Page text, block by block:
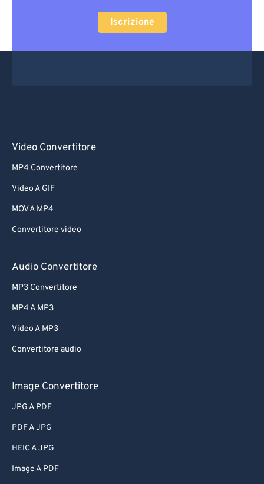
Iscrizione
Video Convertitore
MP4 Convertitore
Video A GIF
MOV A MP4
Convertitore video
Audio Convertitore
MP3 Convertitore
MP4 A MP3
Video A MP3
Convertitore audio
Image Convertitore
JPG A PDF
PDF A JPG
HEIC A JPG
Image A PDF